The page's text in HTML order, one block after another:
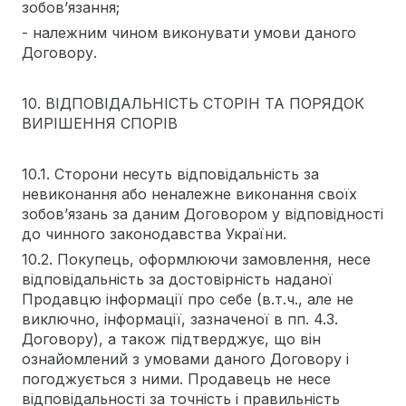
зобов’язання;
- належним чином виконувати умови даного
Договору.
10. ВІДПОВІДАЛЬНІСТЬ СТОРІН ТА ПОРЯДОК
ВИРІШЕННЯ СПОРІВ
10.1. Сторони несуть відповідальність за
невиконання або неналежне виконання своїх
зобов’язань за даним Договором у відповідності
до чинного законодавства України.
10.2. Покупець, оформлюючи замовлення, несе
відповідальність за достовірність наданої
Продавцю інформації про себе (в.т.ч., але не
виключно, інформації, зазначеної в пп. 4.3.
Договору), а також підтверджує, що він
ознайомлений з умовами даного Договору і
погоджується з ними. Продавець не несе
відповідальності за точність і правильність